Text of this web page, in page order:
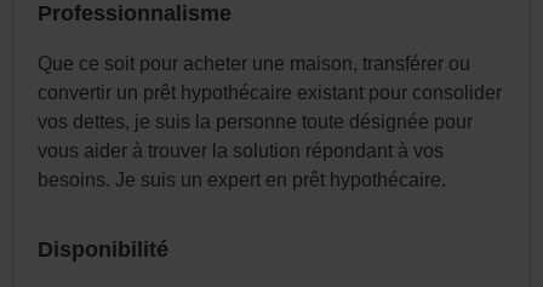
Professionnalisme
Que ce soit pour acheter une maison, transférer ou
convertir un prêt hypothécaire existant pour consolider
vos dettes, je suis la personne toute désignée pour
vous aider à trouver la solution répondant à vos
besoins. Je suis un expert en prêt hypothécaire.
Disponibilité